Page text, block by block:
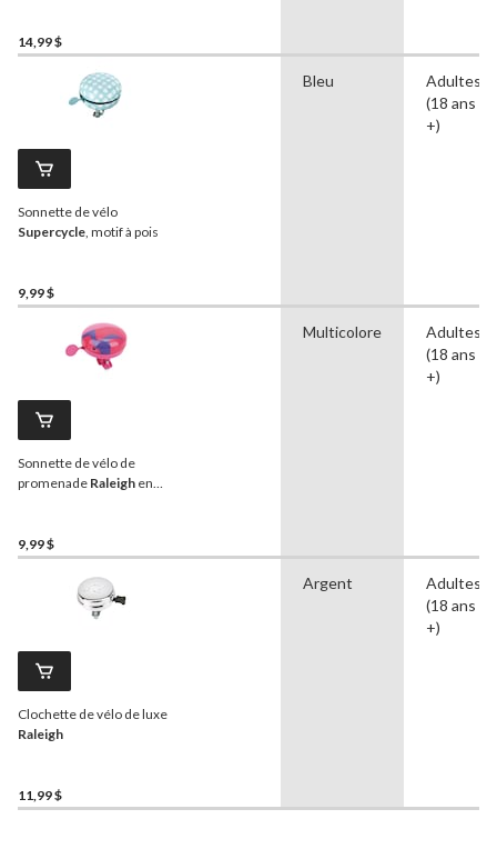
14,99 $
Sonnette de vélo
Supercycle , motif à pois
9,99 $
Bleu
Adultes
(18 ans et
+)
Sonnette de vélo de
promenade Raleigh en
9,99 $
Multicolore
Adultes
(18 ans et
+)
Clochette de vélo de luxe
Raleigh
11,99 $
Argent
Adultes
(18 ans et
+)